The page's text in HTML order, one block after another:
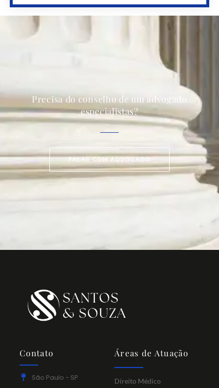
Precisa do conselho de um advogado
especialistas?
FALAR COM ADVOGADO
Contato
São Paulo - SP
Áreas de Atuação
Direito Médico